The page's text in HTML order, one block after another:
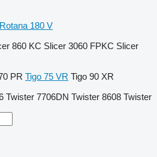
Rotana 180 V
860 KC Slicer 3060 FPKC Slicer
PR Tigo 75 VR Tigo 90 XR
Twister 7706DN Twister 8608 Twister